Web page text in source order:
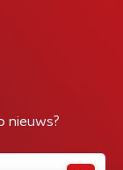
nieuws?